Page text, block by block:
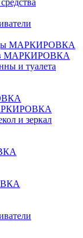
МАРКИРОВКА
МАРКИРОВКА
и туалета
и зеркал